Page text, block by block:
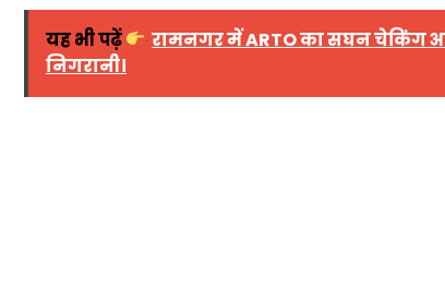
यह भी पढ़ें
रामनगर में ARTO का सघन चेकिंग
निगरानी।